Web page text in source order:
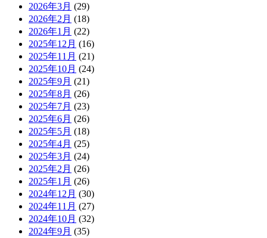
2026年3月 (29)
2026年2月 (18)
2026年1月 (22)
2025年12月 (16)
2025年11月 (21)
2025年10月 (24)
2025年9月 (21)
2025年8月 (26)
2025年7月 (23)
2025年6月 (26)
2025年5月 (18)
2025年4月 (25)
2025年3月 (24)
2025年2月 (26)
2025年1月 (26)
2024年12月 (30)
2024年11月 (27)
2024年10月 (32)
2024年9月 (35)